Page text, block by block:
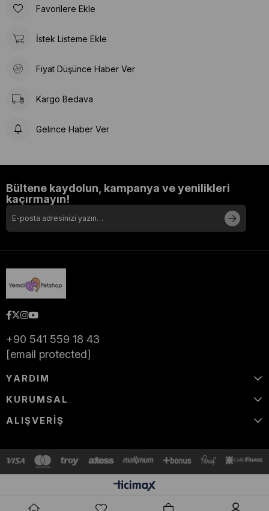
Favorilere Ekle
İstek Listeme Ekle
Fiyat Düşünce Haber Ver
Kargo Bedava
Gelince Haber Ver
Bültene kaydolun, kampanya ve yenilikleri
kaçırmayın!
+90 541 559 18 43
[email protected]
YARDIM
KURUMSAL
ALIŞVERİŞ